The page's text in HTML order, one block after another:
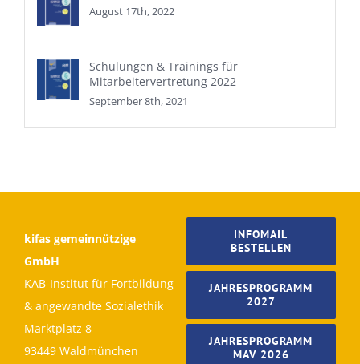
August 17th, 2022
Schulungen & Trainings für
Mitarbeitervertretung 2022
September 8th, 2021
kifas gemeinnützige
GmbH
KAB-Institut für Fortbildung
& angewandte Sozialethik
Marktplatz 8
93449 Waldmünchen
INFOMAIL
BESTELLEN
JAHRESPROGRAMM
2027
JAHRESPROGRAMM
MAV 2026